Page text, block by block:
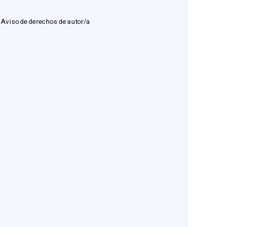
Aviso de derechos de autor/a